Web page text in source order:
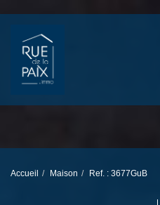
Accueil Maison Ref. : 3677GuB